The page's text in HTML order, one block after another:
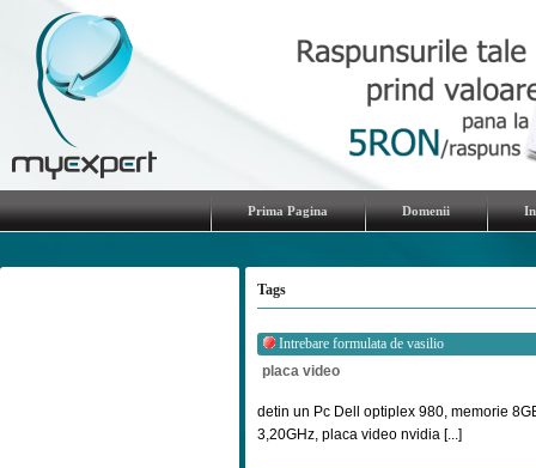
Prima Pagina Domenii
Tags
Intrebare formulata de vasilio
placa video
detin un Pc Dell optiplex 980, memorie
3,20GHz, placa video nvidia [...]